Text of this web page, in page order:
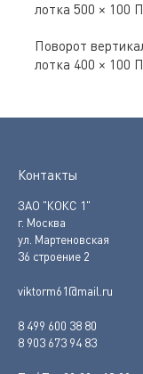
лотка 500 × 100
Поворот
лотка 400 × 100
Контакты
ЗАО "КОКС 1"
г. Москва
ул. Мартеновская
36 строение 2
viktorm61@mail.ru
8 499 600 38 80
8 903 673 94 83